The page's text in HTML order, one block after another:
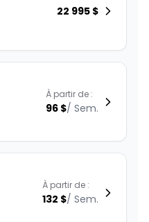
22 995 $
À partir de :
96 $/ Sem.
À partir de :
132 $/ Sem.